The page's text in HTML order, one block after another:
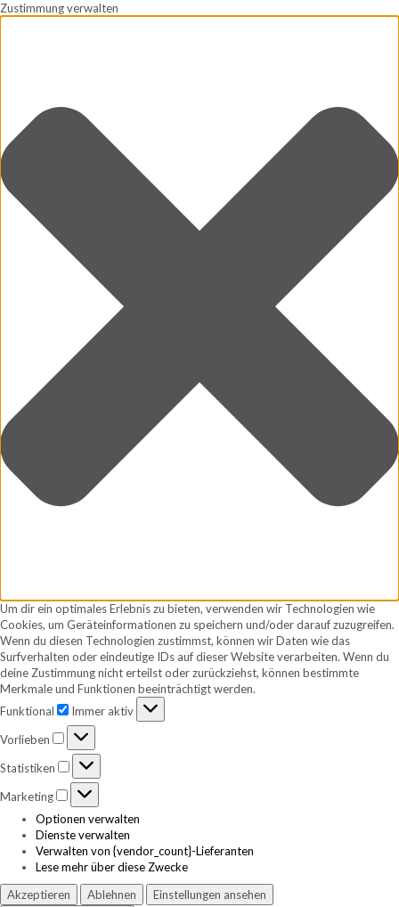
Zustimmung verwalten
Um dir ein optimales Erlebnis zu bieten, verwenden wir Technologien wie
Cookies, um Geräteinformationen zu speichern und/oder darauf zuzugreifen.
Wenn du diesen Technologien zustimmst, können wir Daten wie das
Surfverhalten oder eindeutige IDs auf dieser Website verarbeiten. Wenn du
deine Zustimmung nicht erteilst oder zurückziehst, können bestimmte
Merkmale und Funktionen beeinträchtigt werden.
Funktional
Funktional
Immer aktiv
Vorlieben
Vorlieben
Statistiken Statistiken
Marketing
Marketing
Optionen verwalten
Dienste verwalten
Verwalten von {vendor_count}-Lieferanten
Lese mehr über diese Zwecke
Akzeptieren
Ablehnen
Einstellungen ansehen